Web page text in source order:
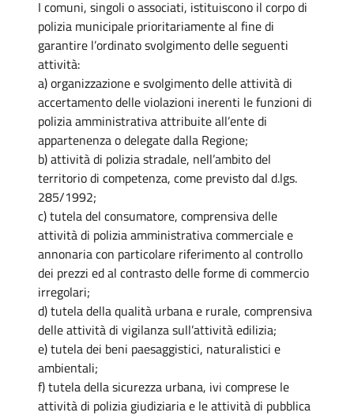
I comuni, singoli o associati, istituiscono il corpo di
polizia municipale prioritariamente al fine di
garantire l’ordinato svolgimento delle seguenti
attività:
a) organizzazione e svolgimento delle attività di
accertamento delle violazioni inerenti le funzioni di
polizia amministrativa attribuite all’ente di
appartenenza o delegate dalla Regione;
b) attività di polizia stradale, nell’ambito del
territorio di competenza, come previsto dal d.lgs.
285/1992;
c) tutela del consumatore, comprensiva delle
attività di polizia amministrativa commerciale e
annonaria con particolare riferimento al controllo
dei prezzi ed al contrasto delle forme di commercio
irregolari;
d) tutela della qualità urbana e rurale, comprensiva
delle attività di vigilanza sull’attività edilizia;
e) tutela dei beni paesaggistici, naturalistici e
ambientali;
f) tutela della sicurezza urbana, ivi comprese le
attività di polizia giudiziaria e le attività di pubblica